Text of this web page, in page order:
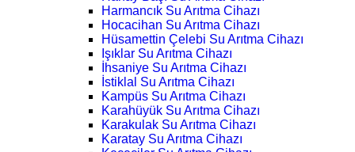
Harmancık Su Arıtma Cihazı
Hocacihan Su Arıtma Cihazı
Hüsamettin Çelebi Su Arıtma Cihazı
Işıklar Su Arıtma Cihazı
İhsaniye Su Arıtma Cihazı
İstiklal Su Arıtma Cihazı
Kampüs Su Arıtma Cihazı
Karahüyük Su Arıtma Cihazı
Karakulak Su Arıtma Cihazı
Karatay Su Arıtma Cihazı